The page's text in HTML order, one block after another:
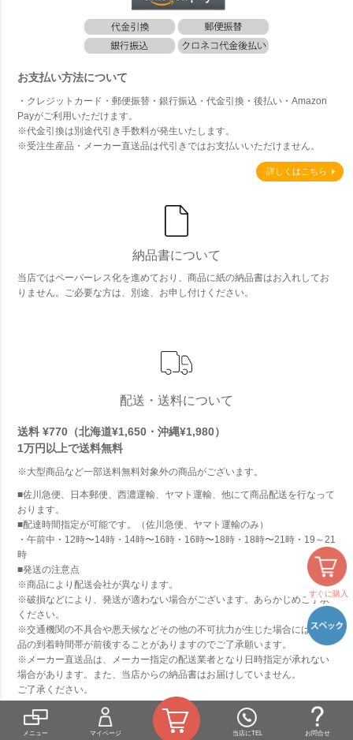
すぐに購入
お支払い方法について
・クレジットカード・郵便振替・銀行振込・代金引換・後払い・Amazon
Payがご利用いただけます。
※代金引換は別途代引き手数料が発生いたします。
※受注生産品・メーカー直送品は代引きではお支払いいただけません。
詳しくはこちら
納品書について
当店ではペーパーレス化を進めており、商品に紙の納品書はお入れしてお
りません。ご必要な方は、別途、お申し付けください。
配送・送料について
送料 ¥770（北海道¥1,650・沖縄¥1,980）
1万円以上で送料無料
※大型商品など一部送料無料対象外の商品がございます。
■佐川急便、日本郵便、西濃運輸、ヤマト運輸、他にて商品配送を行なって
おります。
■配達時間指定が可能です。（佐川急便、ヤマト運輸のみ）
・午前中・12時〜14時・14時〜16時・16時〜18時・18時〜21時・19～21
時
■発送の注意点
※商品により配送会社が異なります。
※破損などにより、発送が適わない場合がございます。あらかじめご了承
ください。
※交通機関の不具合や悪天候などその他の不可抗力が生じた場合には、商
品の到着時間帯が前後することがありますのでご了承願います。
※メーカー直送品は、メーカー指定の配送業者となり日時指定が承れない
場合があります。また、当店からの納品書はお届けしていません。
ご了承ください。
詳しくはこちら
メニュー マイページ 当店にTEL お問合せ